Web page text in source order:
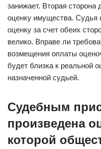
занижает. Вторая
оценку имущества. Судья
оценку за счет обеих
велико. Вправе ли
возмещения оплаты
будет близка к реальной
назначенной судьей.
Судебным
произведена
которой